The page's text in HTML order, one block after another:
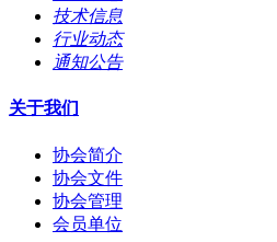
技术信息
行业动态
通知公告
关于我们
协会简介
协会文件
协会管理
会员单位